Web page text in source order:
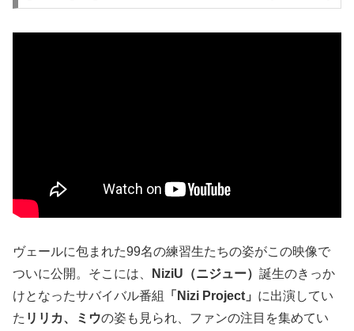
ヴェールに包まれた99名の練習生たちの姿がこの映像で
ついに公開。そこには、
NiziU（ニジュー） 誕生のきっか
けとなったサバイバル番組
「Nizi Project」 に出演してい
た リリカ、ミウの姿も見られ、ファンの注目を集めてい